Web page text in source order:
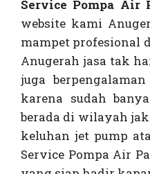
Service Pompa Air
website kami
mampet profesional
Anugerah jasa tak
juga
karena sudah
berada di wilayah
keluhan jet pump
Service Pompa Air